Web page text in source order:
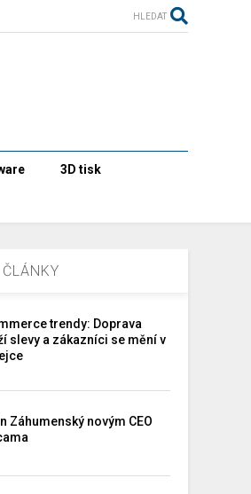
HLEDAT
3D tisk
trendy: Doprava
slevy a zákazníci se mění v
Záhumenský novým CEO